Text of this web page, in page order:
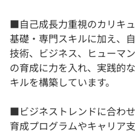
■自己成長力重視のカリキ
基礎・専門スキルに加え、
技術、ビジネス、ヒューマ
の育成に力を入れ、実践的
キルを構築しています。
■ビジネストレンドに合わ
育成プログラムやキャリア